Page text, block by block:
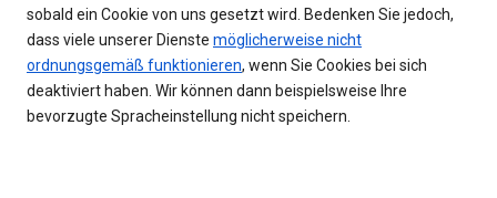
sobald ein Cookie von uns gesetzt wird. Bedenken Sie jedoch,
dass viele unserer Dienste möglicherweise nicht
ordnungsgemäß funktionieren, wenn Sie Cookies bei sich
deaktiviert haben. Wir können dann beispielsweise Ihre
bevorzugte Spracheinstellung nicht speichern.